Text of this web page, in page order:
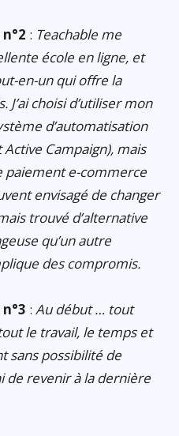
: Teachable me
école en ligne, et
en-un qui offre la
choisi d’utiliser mon
d’automatisation
Campaign), mais
paiement e-commerce
envisagé de changer
trouvé d’alternative
qu’un autre
des compromis.
: Au début … tout
le travail, le temps et
sans possibilité de
de revenir à la dernière